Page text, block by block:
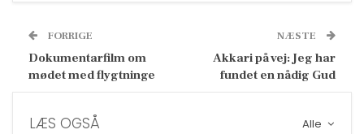
FORRIGE
Dokumentarfilm om
mødet med flygtninge
NÆSTE
Akkari på vej: Jeg har
fundet en nådig Gud
Alle
LÆS OGSÅ